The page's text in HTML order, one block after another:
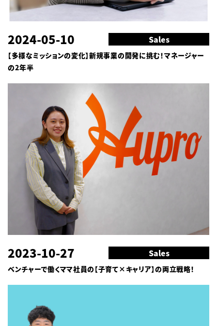
2024-05-10 Sales
【多様なミッションの変化】新規事業の開発に挑む！マネージャー
の2年半
2023-10-27 Sales
ベンチャーで働くママ社員の【子育て×キャリア】の両立戦略！